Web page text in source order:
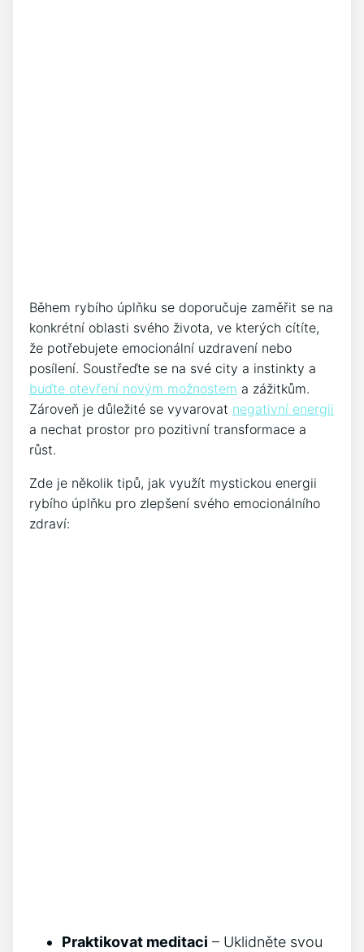
Během⁤ rybího úplňku se doporučuje zaměřit se na
konkrétní oblasti svého života, ve kterých​ cítíte,
že potřebujete emocionální uzdravení nebo
posílení.‍ Soustřeďte se na své city a instinkty a
buďte ⁢otevření novým možnostem a ​zážitkům. ​
Zároveň je důležité se vyvarovat negativní energii
a nechat prostor pro​ pozitivní transformace⁤ a
růst.
Zde je několik tipů, jak využít mystickou energii
⁢rybího úplňku pro zlepšení svého‍ emocionálního
zdraví:
Praktikovat meditaci – Uklidněte svou